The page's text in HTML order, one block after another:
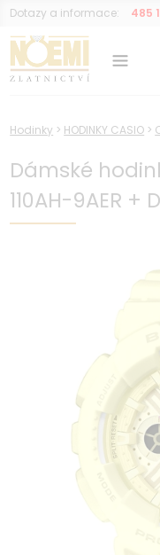
Dotazy a informace: 485
Hodinky > HODINKY CASIO >
Dámské
110AH-9AER +